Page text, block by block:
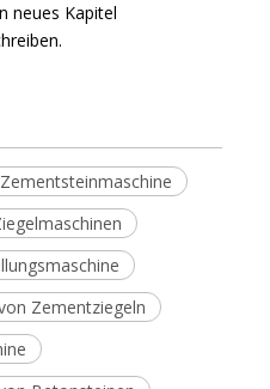
neues Kapitel
Zementsteinmaschine
Zementziegeln